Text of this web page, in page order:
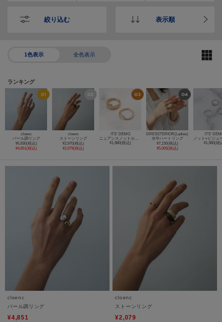
絞り込む 表示順
1色表示 全色表示
ランキング
cloenc
パール調リング
¥6,930(税込)
¥4,851(税込)
cloenc
ストーンリング
¥2,970(税込)
¥2,079(税込)
ITS' DEMO
¥1,980(税込)
DRESSTERIOR(Ladies)
水牛ハートリング
¥7,150(税込)
¥5,005(税込)
ITS'
¥1,980(税
cloenc
パール調リング
¥4,851
cloenc
ストーンリング
¥2,079